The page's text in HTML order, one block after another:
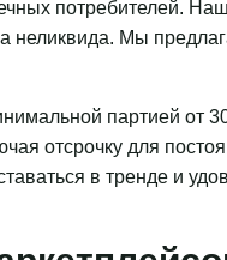
потребителей.
неликвида. Мы
партией от
отсрочку для
в тренде и